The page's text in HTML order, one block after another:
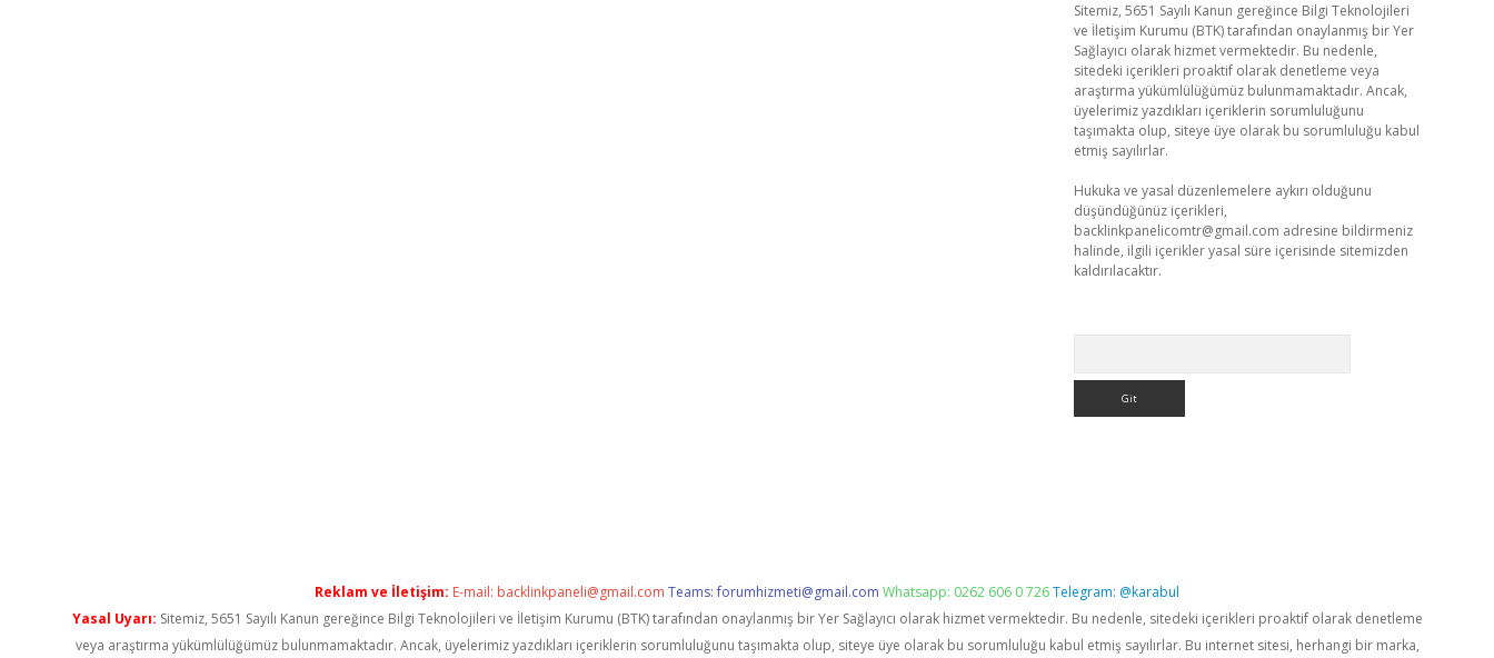
Sitemiz, 5651 Sayılı Kanun gereğince Bilgi Teknolojileri
ve İletişim Kurumu (BTK) tarafından onaylanmış bir Yer
Sağlayıcı olarak hizmet vermektedir. Bu nedenle,
sitedeki içerikleri proaktif olarak denetleme veya
araştırma yükümlülüğümüz bulunmamaktadır. Ancak,
üyelerimiz yazdıkları içeriklerin sorumluluğunu
taşımakta olup, siteye üye olarak bu sorumluluğu kabul
etmiş sayılırlar.
Hukuka ve yasal düzenlemelere aykırı olduğunu
düşündüğünüz içerikleri,
backlinkpanelicomtr@gmail.com adresine bildirmeniz
halinde, ilgili içerikler yasal süre içerisinde sitemizden
kaldırılacaktır.
Reklam ve İletişim: E-mail: backlinkpaneli@gmail.com Teams:forumhizmeti@gmail.com Whatsapp: 0262 606 0 726Telegram: @karabul
Yasal Uyarı: Sitemiz, 5651 Sayılı Kanun gereğince Bilgi Teknolojileri ve İletişim Kurumu (BTK) tarafından onaylanmış bir Yer Sağlayıcı olarak hizmet vermektedir. Bu nedenle, sitedeki içerikleri proaktif olarak denetleme
veya araştırma yükümlülüğümüz bulunmamaktadır. Ancak, üyelerimiz yazdıkları içeriklerin sorumluluğunu taşımakta olup, siteye üye olarak bu sorumluluğu kabul etmiş sayılırlar. Bu internet sitesi, herhangi bir marka,